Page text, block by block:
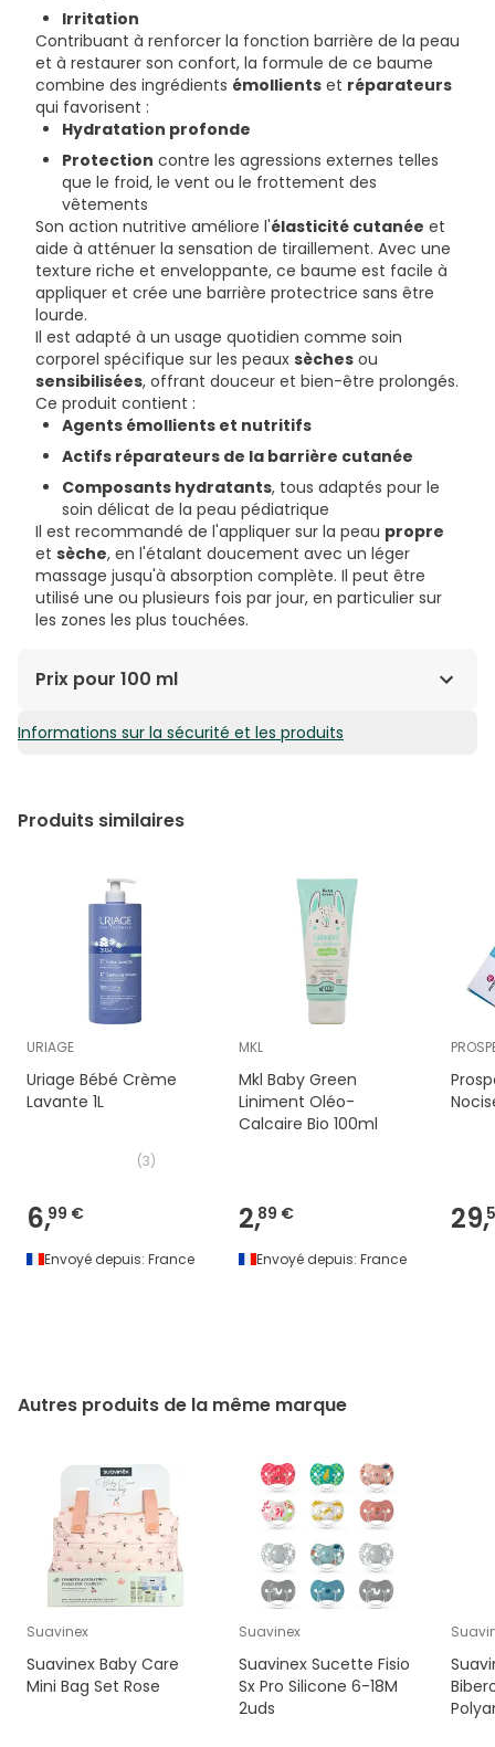
Irritation
Contribuant à renforcer la fonction barrière de la peau
et à restaurer son confort, la formule de ce baume
combine des ingrédients émollients et réparateurs
qui favorisent :
Hydratation profonde
Protection contre les agressions externes telles
que le froid, le vent ou le frottement des
vêtements
Son action nutritive améliore l'élasticité cutanée et
aide à atténuer la sensation de tiraillement. Avec une
texture riche et enveloppante, ce baume est facile à
appliquer et crée une barrière protectrice sans être
lourde.
Il est adapté à un usage quotidien comme soin
corporel spécifique sur les peaux sèches ou
sensibilisées, offrant douceur et bien-être prolongés.
Ce produit contient :
Agents émollients et nutritifs
Actifs réparateurs de la barrière cutanée
Composants hydratants, tous adaptés pour le
soin délicat de la peau pédiatrique
Il est recommandé de l'appliquer sur la peau propre
et sèche, en l'étalant doucement avec un léger
massage jusqu'à absorption complète. Il peut être
utilisé une ou plusieurs fois par jour, en particulier sur
les zones les plus touchées.
Prix pour 100 ml
18,62€ / 100 ml
Informations sur la sécurité et les produits
Produits similaires
URIAGE
Uriage Bébé Crème
Lavante 1L
(3)
6,99 €
Envoyé depuis: France
MKL
Mkl Baby Green
Liniment Oléo-
Calcaire Bio 100ml
2,89 €
Envoyé depuis: France
29,
Autres produits de la même marque
Suavinex
Suavinex Baby Care
Mini Bag Set Rose
Suavinex
Suavinex Sucette Fisio
Sx Pro Silicone 6-18M
2uds